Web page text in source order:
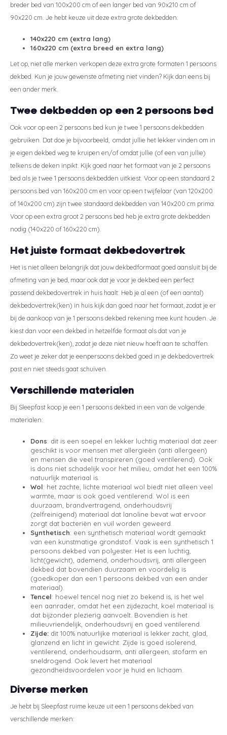
breder bed van 100x200 cm of een langer bed van 90x210 cm of
90x220 cm. Je hebt keuze uit deze extra grote dekbedden:
140x220 cm (extra lang)
160x220 cm (extra breed en extra lang)
Let op, niet alle merken verkopen deze extra grote formaten 1 persoons
dekbed. Kun je jouw gewenste afmeting niet vinden? Kijk dan eens bij
een ander merk.
Twee dekbedden op een 2 persoons bed
Ook voor op een 2 persoons bed kun je twee 1 persoons dekbedden
gebruiken. Dat doe je bijvoorbeeld, omdat jullie het lekker vinden om in
je eigen dekbed weg te kruipen en/of omdat jullie (of een van jullie)
telkens de deken inpikt. Kijk goed naar het formaat van je 2 persoons
bed als je twee 1 persoons dekbedden uitkiest. Voor op een standaard 2
persoons bed van 160x200 cm en voor op een twijfelaar (van 120x200
of 140x200 cm) zijn twee standaard dekbedden van 140x200 cm prima.
Voor op een extra groot 2 persoons bed heb je extra grote dekbedden
nodig (140x220 of 160x220 cm).
Het juiste formaat dekbedovertrek
Het is niet alleen belangrijk dat jouw dekbedformaat goed aansluit bij de
afmeting van je bed, maar ook dat je voor je dekbed een perfect
passend dekbedovertrek in huis haalt. Heb je al een (of een aantal)
dekbedovertrek(ken) in huis kijk dan goed naar het formaat, zodat je er
bij de aankoop van je 1 persoons dekbed rekening mee kunt houden. Je
kiest dan voor een dekbed in hetzelfde formaat als dat van je
dekbedovertrek(ken), zodat je deze niet nieuw hoeft aan te schaffen.
Zo weet je zeker dat je eenpersoons dekbed goed in je dekbedovertrek
past en niet steeds gaat schuiven.
Verschillende materialen
Bij Sleepfast koop je een 1 persoons dekbed in een van de volgende
materialen:
Dons: dit is een soepel en lekker luchtig materiaal dat zeer
geschikt is voor mensen met allergieën (anti allergeen)
en mensen die veel transpireren (goed ventilerend). Ook
is dons niet schadelijk voor het milieu, omdat het een 100%
natuurlijk materiaal is.
Wol: het zachte, lichte materiaal wol biedt niet alleen veel
warmte, maar is ook goed ventilerend. Wol is een
duurzaam, brandvertragend, onderhoudsvrij
(zelfreinigend) materiaal dat lanoline bevat wat ervoor
zorgt dat bacteriën en vuil worden geweerd.
Synthetisch: een synthetisch materiaal wordt gemaakt
van een kunstmatige grondstof. Vaak is een synthetisch 1
persoons dekbed van polyester. Het is een luchtig,
licht(gewicht), ademend, onderhoudsvrij, anti allergeen
dekbed dat bovendien duurzaam en voordelig is
(goedkoper dan een 1 persoons dekbed van een ander
materiaal).
Tencel: hoewel tencel nog niet zo bekend is, is het wel
een aanrader, omdat het een zijdezacht, koel materiaal is
dat bijzonder plezierig aanvoelt. Bovendien is het
milieuvriendelijk, onderhoudsvrij en goed ventilerend.
Zijde: dit 100% natuurlijke materiaal is lekker zacht, glad,
glanzend en licht in gewicht. Zijde is goed isolerend,
ventilerend, onderhoudsarm, anti allergeen, stofarm en
sneldrogend. Ook levert het materiaal
gezondheidsvoordelen voor je huid en lichaam.
Diverse merken
Je hebt bij Sleepfast ruime keuze uit een 1 persoons dekbed van
verschillende merken: